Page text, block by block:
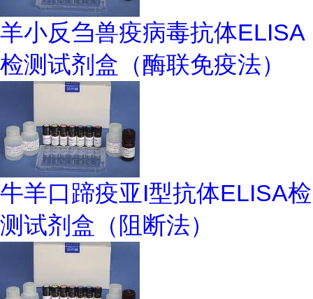
羊小反刍兽疫病毒抗体ELISA
检测试剂盒（酶联免疫法）
牛羊口蹄疫亚I型抗体ELISA检
测试剂盒（阻断法）